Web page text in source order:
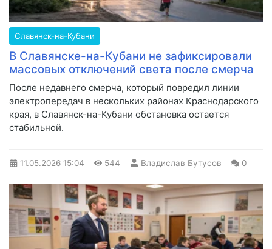
Славянск-на-Кубани
В Славянске-на-Кубани не зафиксировали
массовых отключений света после смерча
После недавнего смерча, который повредил линии
электропередач в нескольких районах Краснодарского
края, в Славянск-на-Кубани обстановка остается
стабильной.
11.05.2026 15:04 544 Владислав Бутусов 0